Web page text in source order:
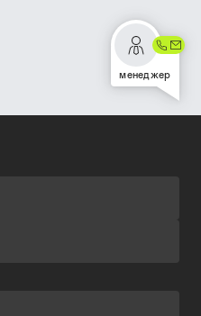
менеджер